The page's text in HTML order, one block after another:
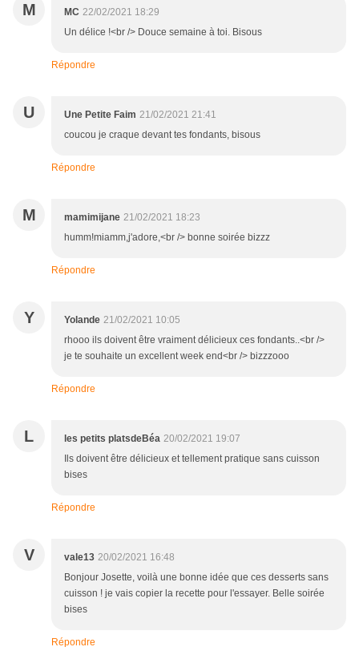
M MC 22/02/2021 18:29
Un délice !<br /> Douce semaine à toi. Bisous
Répondre
U Une Petite Faim 21/02/2021 21:41
coucou je craque devant tes fondants, bisous
Répondre
M mamimijane 21/02/2021 18:23
humm!miamm,j'adore,<br /> bonne soirée bizzz
Répondre
Y Yolande 21/02/2021 10:05
rhooo ils doivent être vraiment délicieux ces fondants..<br />
je te souhaite un excellent week end<br /> bizzzooo
Répondre
L les petits platsdeBéa 20/02/2021 19:07
Ils doivent être délicieux et tellement pratique sans cuisson
bises
Répondre
V vale13 20/02/2021 16:48
Bonjour Josette, voilà une bonne idée que ces desserts sans
cuisson ! je vais copier la recette pour l'essayer. Belle soirée
bises
Répondre